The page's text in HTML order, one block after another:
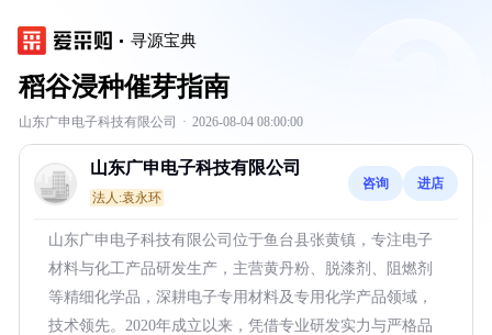
寻源宝典
稻谷浸种催芽指南
山东广申电子科技有限公司 · 2026-08-04 08:00:00
山东广申电子科技有限公司
法人:袁永环
咨询 进店
山东广申电子科技有限公司位于鱼台县张黄镇，专注电子
材料与化工产品研发生产，主营黄丹粉、脱漆剂、阻燃剂
等精细化学品，深耕电子专用材料及专用化学产品领域，
技术领先。2020年成立以来，凭借专业研发实力与严格品